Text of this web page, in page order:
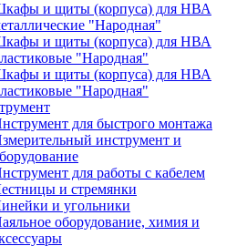
и щиты (корпуса) для НВА
"Народная"
и щиты (корпуса) для НВА
"Народная"
и щиты (корпуса) для НВА
"Народная"
для быстрого монтажа
инструмент и
для работы с кабелем
и стремянки
и угольники
оборудование, химия и